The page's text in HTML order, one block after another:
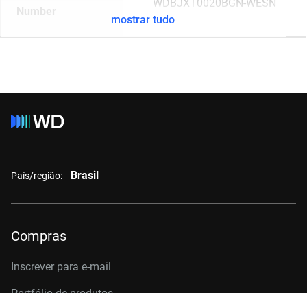
Number
WDBJXT0020BGN-WESN
mostrar tudo
País/região: Brasil
Compras
Inscrever para e-mail